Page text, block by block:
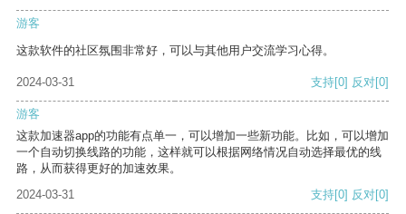
游客
这款软件的社区氛围非常好，可以与其他用户交流学习心得。
2024-03-31 支持[0] 反对[0]
游客
这款加速器app的功能有点单一，可以增加一些新功能。比如，可以增加
一个自动切换线路的功能，这样就可以根据网络情况自动选择最优的线
路，从而获得更好的加速效果。
2024-03-31
支持[0] 反对[0]